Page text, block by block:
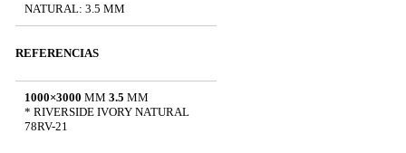
NATURAL: 3.5 MM
REFERENCIAS
1000×3000 MM 3.5 MM
* RIVERSIDE IVORY NATURAL
78RV-21